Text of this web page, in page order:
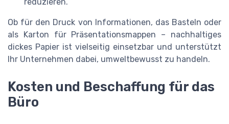
Ob für den Druck von Informationen, das Basteln oder
als Karton für Präsentationsmappen – nachhaltiges
dickes Papier ist vielseitig einsetzbar und unterstützt
Ihr Unternehmen dabei, umweltbewusst zu handeln.
Kosten und Beschaffung für das
Büro